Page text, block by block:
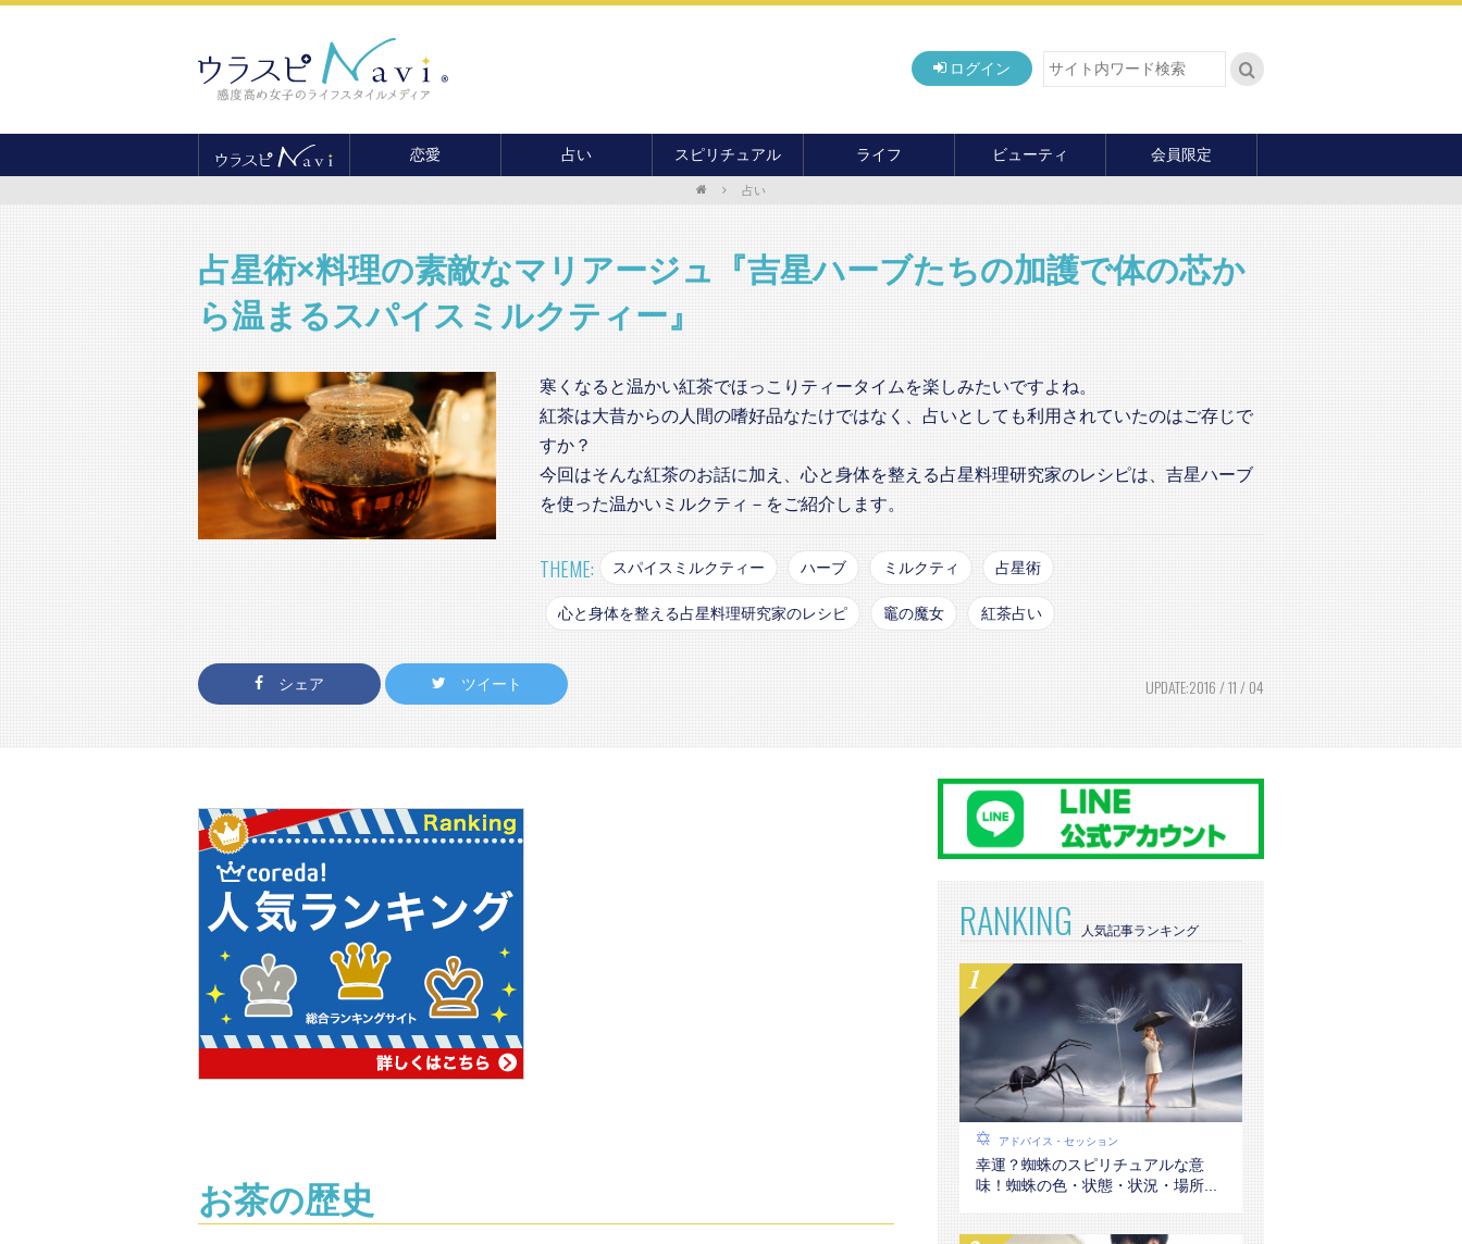
ログイン
恋愛
結婚
セックス
離婚・不倫
占い
カード占い
おもしろ占い
運命・予言
メール占い
スピリチュアル
開運
パワースポット
ライフ
旅行
ビューティ
ファッション
マナー・教養
会員限定
占い
占星術×料理の素敵なマリアージュ『吉星ハーブたちの加護で体の芯か
ら温まるスパイスミルクティー』
寒くなると温かい紅茶でほっこりティータイムを楽しみたいですよね。
紅茶は大昔からの人間の嗜好品なたけではなく、占いとしても利用されていたのはご存じで
すか？
今回はそんな紅茶のお話に加え、心と身体を整える占星料理研究家のレシピは、吉星ハーブ
を使った温かいミルクティ－をご紹介します。
THEME: スパイスミルクティー ハーブ ミルクティ 占星術
心と身体を整える占星料理研究家のレシピ 竈の魔女 紅茶占い
シェア ツイート UPDATE:2016 / 11 / 04
お茶の歴史
RANKING
アドバイス・セッション
幸運？蜘蛛のスピリチュアルな意
味！蜘蛛の色・状態・状況・場所...